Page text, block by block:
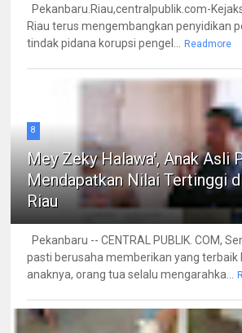
Pekanbaru.Riau,centralpublik.com-
Riau terus mengembangkan penyidikan
tindak pidana korupsi pengel...
Readmore
8
Mey Zeky Halawa', Anak Asli
Mendapatkan Nilai Tertinggi
Riau
Pekanbaru -- CENTRAL PUBLIK. COM,
pasti berusaha memberikan yang terbaik
anaknya, orang tua selalu mengarahka...